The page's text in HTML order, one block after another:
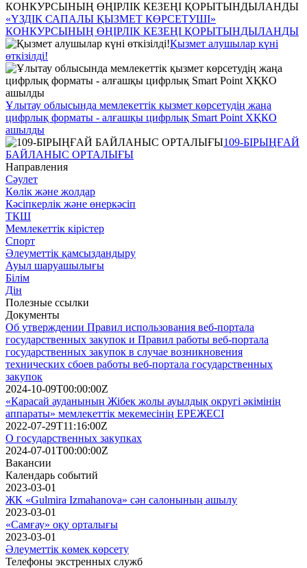
«ҮЗДІК САПАЛЫ ҚЫЗМЕТ КӨРСЕТУШІ»
КОНКУРСЫНЫҢ ӨҢІРЛІК КЕЗЕҢІ ҚОРЫТЫНДЫЛАНДЫ
Қызмет алушылар күні
өткізілді!
Ұлытау облысында мемлекеттік қызмет көрсетудің жаңа
цифрлық форматы - алғашқы цифрлық Smart Point ХҚКО
ашылды
109-БІРЫҢҒАЙ
БАЙЛАНЫС ОРТАЛЫҒЫ
Направления
Сәулет
Көлік және жолдар
Кәсіпкерлік және өнеркәсіп
ТКШ
Мемлекеттік кірістер
Спорт
Әлеуметтік қамсыздандыру
Ауыл шаруашылығы
Білім
Дін
Полезные ссылки
Документы
Об утверждении Правил использования веб-портала
государственных закупок и Правил работы веб-портала
государственных закупок в случае возникновения
технических сбоев работы веб-портала государственных
закупок
2024-10-09T00:00:00Z
«Қарасай ауданының Жібек жолы ауылдық округі әкімінің
аппараты» мемлекеттік мекемесінің ЕРЕЖЕСІ
2022-07-29T11:16:00Z
О государственных закупках
2024-07-01T00:00:00Z
Вакансии
Календарь событий
2023-03-01
ЖК «Gulmira Izmahanova» сән салонының ашылу
2023-03-01
«Самғау» оқу орталығы
2023-03-01
Әлеуметтік көмек көрсету
Телефоны экстренных служб